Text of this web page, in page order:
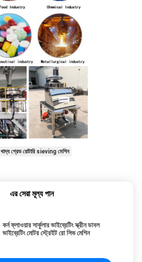
খাদ্য গ্রেড রোটারি sieving মেশিন
এর সেরা মূল্য পান
কর্ন ফ্লাওয়ার সার্কুলার ভাইব্রেটিং স্ক্রীন ডাবল
ভাইব্রেটিং মোটর স্ট্রেইট রো সিভ মেশিন